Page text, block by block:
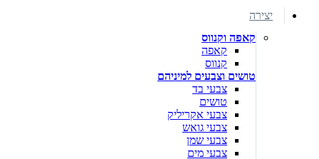
יצירה
קאפה וקנווס
קאפה
קנווס
טושים וצבעים למיניהם
צבעי בד
טושים
צבעי אקריליק
צבעי גואש
צבעי שמן
צבעי מים